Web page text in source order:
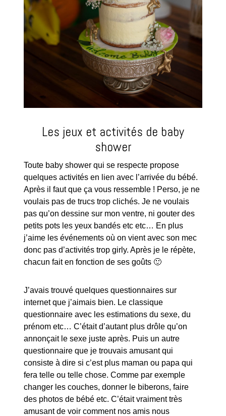
Les jeux et activités de baby
shower
Toute baby shower qui se respecte propose
quelques activités en lien avec l’arrivée du bébé.
Après il faut que ça vous ressemble ! Perso, je ne
voulais pas de trucs trop clichés. Je ne voulais
pas qu’on dessine sur mon ventre, ni gouter des
petits pots les yeux bandés etc etc… En plus
j’aime les événements où on vient avec son mec
donc pas d’activités trop girly. Après je le répète,
chacun fait en fonction de ses goûts 🙂
J’avais trouvé quelques questionnaires sur
internet que j’aimais bien. Le classique
questionnaire avec les estimations du sexe, du
prénom etc… C’était d’autant plus drôle qu’on
annonçait le sexe juste après. Puis un autre
questionnaire que je trouvais amusant qui
consiste à dire si c’est plus maman ou papa qui
fera telle ou telle chose. Comme par exemple
changer les couches, donner le biberons, faire
des photos de bébé etc. C’était vraiment très
amusant de voir comment nos amis nous